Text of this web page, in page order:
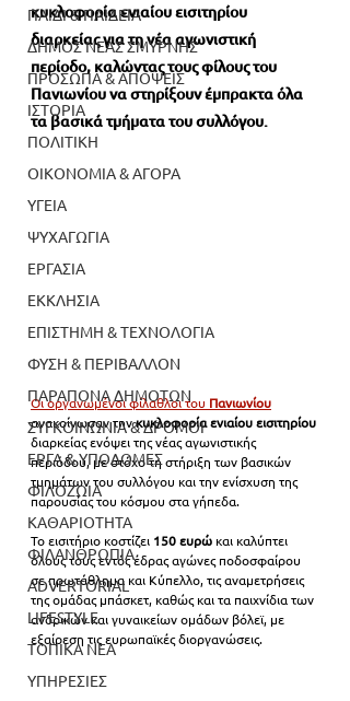
ΠΑΙΔΙ & ΠΑΙΔΕΙΑ
ΔΗΜΟΣ ΝΕΑΣ ΣΜΥΡΝΗΣ
ΠΡΟΣΩΠΑ & ΑΠΟΨΕΙΣ
ΙΣΤΟΡΙΑ
ΠΟΛΙΤΙΚΗ
ΟΙΚΟΝΟΜΙΑ & ΑΓΟΡΑ
ΥΓΕΙΑ
ΨΥΧΑΓΩΓΙΑ
ΕΡΓΑΣΙΑ
ΕΚΚΛΗΣΙΑ
ΕΠΙΣΤΗΜΗ & ΤΕΧΝΟΛΟΓΙΑ
ΦΥΣΗ & ΠΕΡΙΒΑΛΛΟΝ
ΠΑΡΑΠΟΝΑ ΔΗΜΟΤΩΝ
ΣΥΓΚΟΙΝΩΝΙΑ & ΔΡΟΜΟΙ
ΕΡΓΑ & ΥΠΟΔΟΜΕΣ
ΦΙΛΟΖΩΙΑ
ΚΑΘΑΡΙΟΤΗΤΑ
ΦΙΛΑΝΘΡΩΠΙΑ
ADVERTORIAL
LIFESTYLE
ΤΟΠΙΚΑ ΝΕΑ
ΥΠΗΡΕΣΙΕΣ
κυκλοφορία ενιαίου εισιτηρίου
διαρκείας για τη νέα αγωνιστική
περίοδο, καλώντας τους φίλους του
Πανιωνίου να στηρίξουν έμπρακτα όλα
τα βασικά τμήματα του συλλόγου.
Οι οργανωμένοι φίλαθλοι του Πανιωνίου
ανακοίνωσαν την κυκλοφορία ενιαίου εισιτηρίου
διαρκείας ενόψει της νέας αγωνιστικής
περιόδου, με στόχο τη στήριξη των βασικών
τμημάτων του συλλόγου και την ενίσχυση της
παρουσίας του κόσμου στα γήπεδα.
Το εισιτήριο κοστίζει 150 ευρώ και καλύπτει
όλους τους εντός έδρας αγώνες ποδοσφαίρου
σε πρωτάθλημα και Κύπελλο, τις αναμετρήσεις
της ομάδας μπάσκετ, καθώς και τα παιχνίδια των
ανδρικών και γυναικείων ομάδων βόλεϊ, με
εξαίρεση τις ευρωπαϊκές διοργανώσεις.